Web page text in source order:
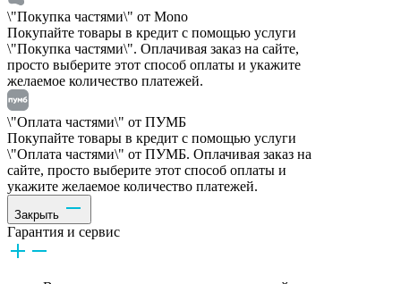
\"Покупка частями\" от Mono
Покупайте товары в кредит с помощью услуги
\"Покупка частями\". Оплачивая заказ на сайте,
просто выберите этот способ оплаты и укажите
желаемое количество платежей.
\"Оплата частями\" от ПУМБ
Покупайте товары в кредит с помощью услуги
\"Оплата частями\" от ПУМБ. Оплачивая заказ на
сайте, просто выберите этот способ оплаты и
укажите желаемое количество платежей.
Закрыть
Гарантия и сервис